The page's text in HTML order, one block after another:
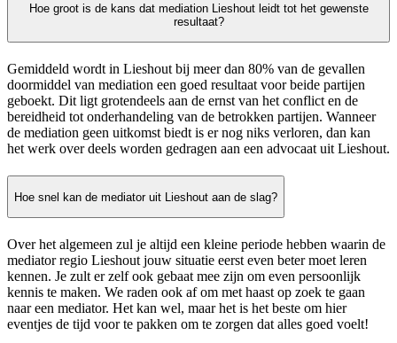
Hoe groot is de kans dat mediation Lieshout leidt tot het gewenste
resultaat?
Gemiddeld wordt in Lieshout bij meer dan 80% van de gevallen
doormiddel van mediation een goed resultaat voor beide partijen
geboekt. Dit ligt grotendeels aan de ernst van het conflict en de
bereidheid tot onderhandeling van de betrokken partijen. Wanneer
de mediation geen uitkomst biedt is er nog niks verloren, dan kan
het werk over deels worden gedragen aan een advocaat uit Lieshout.
Hoe snel kan de mediator uit Lieshout aan de slag?
Over het algemeen zul je altijd een kleine periode hebben waarin de
mediator regio Lieshout jouw situatie eerst even beter moet leren
kennen. Je zult er zelf ook gebaat mee zijn om even persoonlijk
kennis te maken. We raden ook af om met haast op zoek te gaan
naar een mediator. Het kan wel, maar het is het beste om hier
eventjes de tijd voor te pakken om te zorgen dat alles goed voelt!